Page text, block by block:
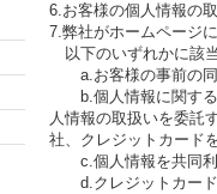
6.お客様の個人情報の
7.弊社がホームページ
以下のいずれかに該
a.お客様の事前の同
b.個人情報に関する
人情報の取扱いを委託
社、クレジットカード
c.個人情報を共同利
d.クレジットカード